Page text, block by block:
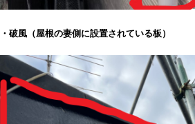
・破風（屋根の妻側に設置されている板）